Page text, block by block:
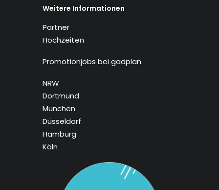
Weitere Informationen
Partner
Hochzeiten
Promotionjobs bei gadplan
NRW
Dortmund
München
Düsseldorf
Hamburg
Köln